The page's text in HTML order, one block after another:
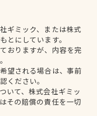
ギミック、または株式
とにしています。
おりますが、内容を完
望される場合は、事前
ください。
いて、株式会社ギミッ
その賠償の責任を一切